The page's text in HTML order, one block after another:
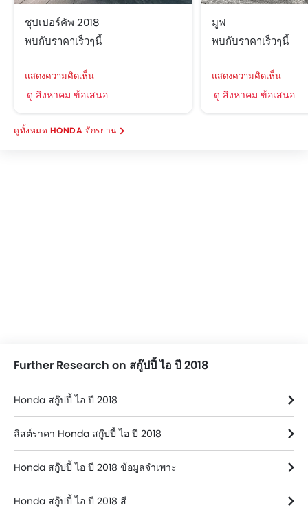
ซุปเปอร์คัพ 2018
พบกับราคาเร็วๆนี้
แสดงความคิดเห็น
ดู สิงหาคม ข้อเสนอ
มูฟ
พบกับราคาเร็วๆนี้
แสดงความคิดเห็น
ดู สิงหาคม ข้อเสนอ
HONDA จักรยาน
Further Research on สกู๊ปปี้ ไอ ปี 2018
Honda สกู๊ปปี้ ไอ ปี 2018
ลิสต์ราคา Honda สกู๊ปปี้ ไอ ปี 2018
Honda สกู๊ปปี้ ไอ ปี 2018 ข้อมูลจำเพาะ
Honda สกู๊ปปี้ ไอ ปี 2018 สี